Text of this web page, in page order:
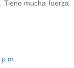
Tiene mucha fuerza